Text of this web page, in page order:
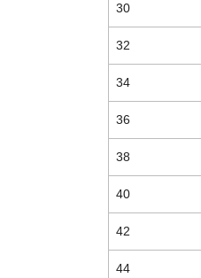
30
32
34
36
38
40
42
44